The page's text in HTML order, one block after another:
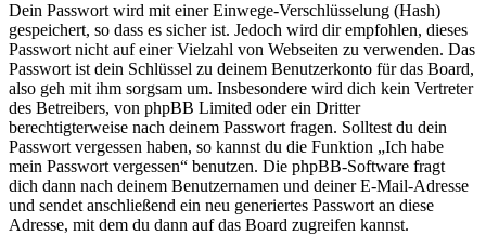
Dein Passwort wird mit einer Einwege-Verschlüsselung (Hash)
gespeichert, so dass es sicher ist. Jedoch wird dir empfohlen, dieses
Passwort nicht auf einer Vielzahl von Webseiten zu verwenden. Das
Passwort ist dein Schlüssel zu deinem Benutzerkonto für das Board,
also geh mit ihm sorgsam um. Insbesondere wird dich kein Vertreter
des Betreibers, von phpBB Limited oder ein Dritter
berechtigterweise nach deinem Passwort fragen. Solltest du dein
Passwort vergessen haben, so kannst du die Funktion „Ich habe
mein Passwort vergessen“ benutzen. Die phpBB-Software fragt
dich dann nach deinem Benutzernamen und deiner E-Mail-Adresse
und sendet anschließend ein neu generiertes Passwort an diese
Adresse, mit dem du dann auf das Board zugreifen kannst.